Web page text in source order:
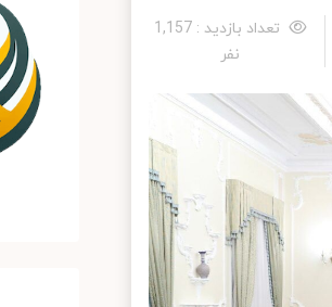
تعداد بازدید : 1,157
نفر